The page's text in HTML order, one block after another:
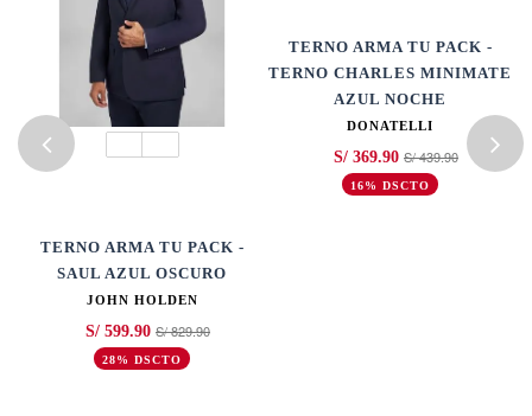
TERNO ARMA TU PACK -
SAUL AZUL OSCURO
JOHN HOLDEN
S/ 599.90 S/ 829.90
28% DSCTO
TERNO ARMA TU PACK -
TERNO CHARLES MINIMATE
AZUL NOCHE
DONATELLI
S/ 369.90 S/ 439.90
16% DSCTO